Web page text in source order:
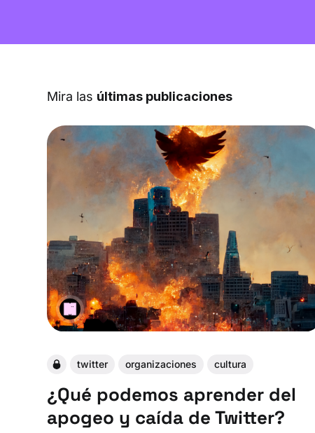
Mira las últimas publicaciones
twitter organizaciones cultura
¿Qué podemos aprender del
apogeo y caída de Twitter?